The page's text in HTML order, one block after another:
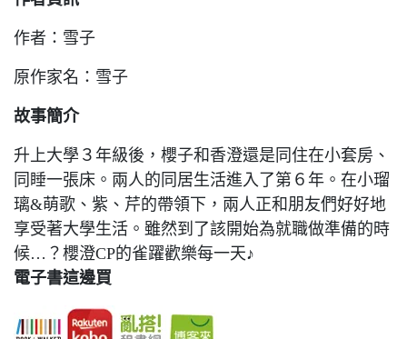
作者：雪子
原作家名：雪子
故事簡介
升上大學３年級後，櫻子和香澄還是同住在小套房、
同睡一張床。兩人的同居生活進入了第６年。在小瑠
璃&萌歌、紫、芹的帶領下，兩人正和朋友們好好地
享受著大學生活。雖然到了該開始為就職做準備的時
候…？櫻澄CP的雀躍歡樂每一天♪
電子書這邊買